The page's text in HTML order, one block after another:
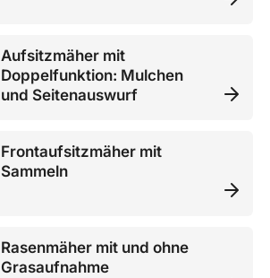
Aufsitzmäher mit
Doppelfunktion: Mulchen
und Seitenauswurf
Frontaufsitzmäher mit
Sammeln
Rasenmäher mit und ohne
Grasaufnahme